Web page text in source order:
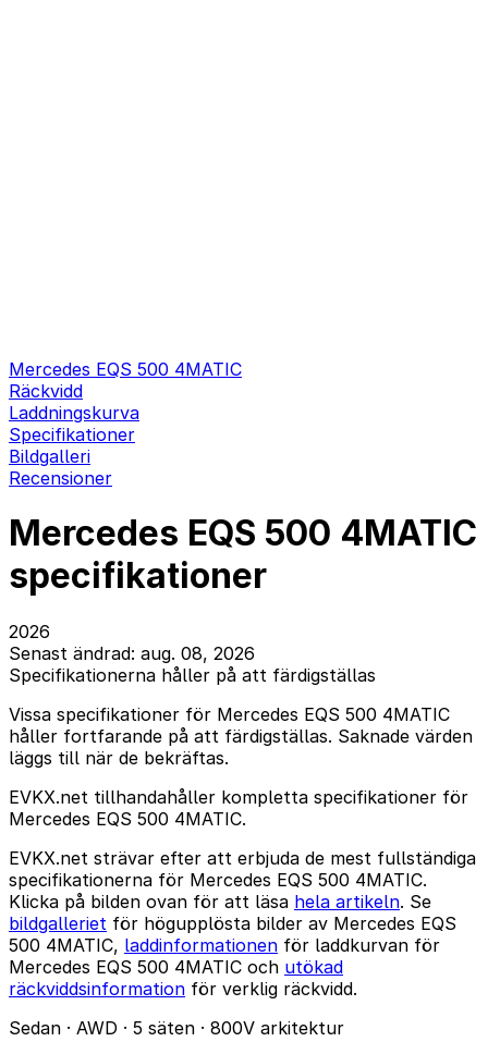
Mercedes EQS 500 4MATIC
Räckvidd
Laddningskurva
Specifikationer
Bildgalleri
Recensioner
Mercedes EQS 500 4MATIC
specifikationer
2026
Senast ändrad: aug. 08, 2026
Specifikationerna håller på att färdigställas
Vissa specifikationer för Mercedes EQS 500 4MATIC
håller fortfarande på att färdigställas. Saknade värden
läggs till när de bekräftas.
EVKX.net tillhandahåller kompletta specifikationer för
Mercedes EQS 500 4MATIC.
EVKX.net strävar efter att erbjuda de mest fullständiga
specifikationerna för Mercedes EQS 500 4MATIC.
Klicka på bilden ovan för att läsa hela artikeln. Se
bildgalleriet för högupplösta bilder av Mercedes EQS
500 4MATIC, laddinformationen för laddkurvan för
Mercedes EQS 500 4MATIC och utökad
räckviddsinformation för verklig räckvidd.
Sedan · AWD · 5 säten · 800V arkitektur